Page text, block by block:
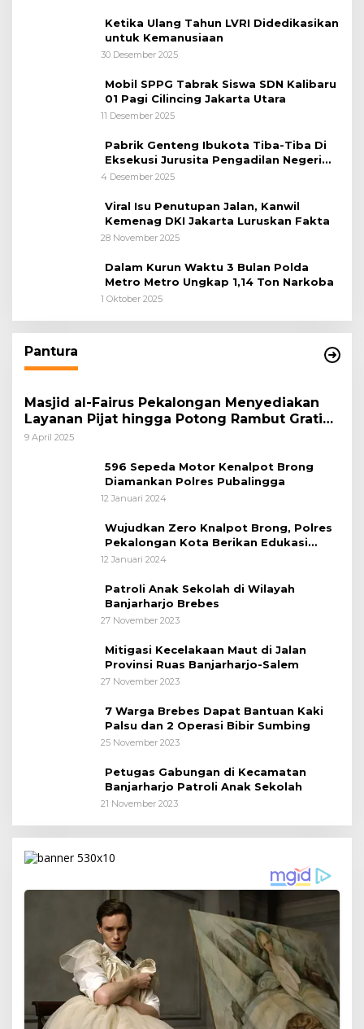
Ketika Ulang Tahun LVRI Didedikasikan
untuk Kemanusiaan
30 Desember 2025
Mobil SPPG Tabrak Siswa SDN Kalibaru
01 Pagi Cilincing Jakarta Utara
11 Desember 2025
Pabrik Genteng Ibukota Tiba-Tiba Di
Eksekusi Jurusita Pengadilan Negeri
Tangerang, Diduga Cacat Hukum Sejak
4 Desember 2025
Viral Isu Penutupan Jalan, Kanwil
Kemenag DKI Jakarta Luruskan Fakta
28 November 2025
Dalam Kurun Waktu 3 Bulan Polda
Metro Metro Ungkap 1,14 Ton Narkoba
1 Oktober 2025
Pantura
Masjid al-Fairus Pekalongan Menyediakan
Layanan Pijat hingga Potong Rambut Gratis
bagi Pemudik Lebaran 2025
9 April 2025
596 Sepeda Motor Kenalpot Brong
Diamankan Polres Pubalingga
12 Januari 2024
Wujudkan Zero Knalpot Brong, Polres
Pekalongan Kota Berikan Edukasi
Kepada Pelajar
12 Januari 2024
Patroli Anak Sekolah di Wilayah
Banjarharjo Brebes
27 November 2023
Mitigasi Kecelakaan Maut di Jalan
Provinsi Ruas Banjarharjo-Salem
27 November 2023
7 Warga Brebes Dapat Bantuan Kaki
Palsu dan 2 Operasi Bibir Sumbing
25 November 2023
Petugas Gabungan di Kecamatan
Banjarharjo Patroli Anak Sekolah
21 November 2023